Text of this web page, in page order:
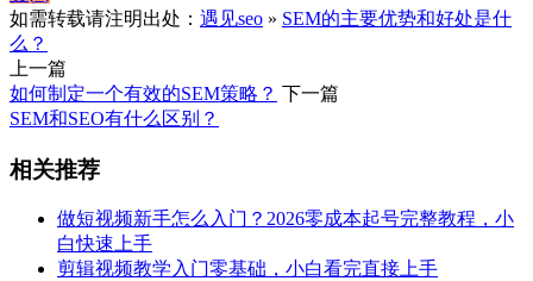
如需转载请注明出处： 遇见seo » SEM的主要优势和好处是什
么？
上一篇
如何制定一个有效的SEM策略？ 下一篇
SEM和SEO有什么区别？
相关推荐
做短视频新手怎么入门？2026零成本起号完整教程，小
白快速上手
剪辑视频教学入门零基础，小白看完直接上手